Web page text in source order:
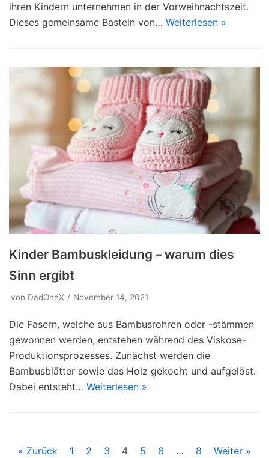
ihren Kindern unternehmen in der Vorweihnachtszeit.
Dieses gemeinsame Basteln von… Weiterlesen »
Kinder Bambuskleidung – warum dies
Sinn ergibt
von DadOneX November 14, 2021
Die Fasern, welche aus Bambusrohren oder -stämmen
gewonnen werden, entstehen während des Viskose-
Produktionsprozesses. Zunächst werden die
Bambusblätter sowie das Holz gekocht und aufgelöst.
Dabei entsteht… Weiterlesen »
« Zurück 1 2 3 4 5 6 … 8 Weiter »